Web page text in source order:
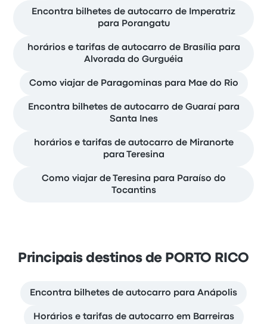
Encontra bilhetes de autocarro de Imperatriz
para Porangatu
horários e tarifas de autocarro de Brasília para
Alvorada do Gurguéia
Como viajar de Paragominas para Mae do Rio
Encontra bilhetes de autocarro de Guaraí para
Santa Ines
horários e tarifas de autocarro de Miranorte
para Teresina
Como viajar de Teresina para Paraíso do
Tocantins
Principais destinos de PORTO RICO
Encontra bilhetes de autocarro para Anápolis
Horários e tarifas de autocarro em Barreiras